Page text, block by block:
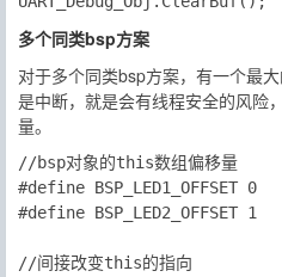
多个同类bsp方案
对于多个同类bsp方案，有一个最
是中断，就是会有线程安全的风险
量。
//bsp对象的this数组偏移量
#define BSP_LED1_OFFSET 0
#define BSP_LED2_OFFSET 1
//间接改变this的指向